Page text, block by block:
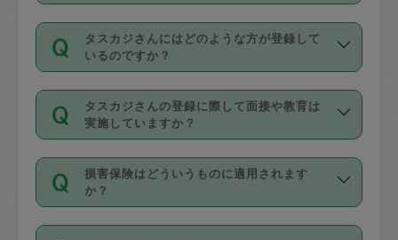
なお、タスカジさんの交通費も、依頼料
金のご請求と合わせてお支払いとなりま
動計算で表示されます。
（例：毎週定期の場合は３回以上のキャ
ンセルが有償（1200円、隔週定期の場合
は２回以上のキャンセルが有償（1200
・ＡＭ ９時～１２時
・ＰＭ １３時～１６時
・夜 １８時～２１時
開始時間を２時間前後変更することが可
能です。依頼送信後、個別にタスカジさ
んにメッセージを送り調整してくださ
い。ただし、２時間を越えての調整はで
掃除、整理収納、洗濯、買い物、料理、
作り置きです。タスカジさんによってで
きる仕事の範囲が異なりますので、依頼
する前にタスカジさんのプロフィールで
確認してください。
基本的に、高所での作業や危険作業、屋
外での作業は対象外です。
タスカジさんにはどのような方が登録して
いるのですか？
主婦として長年の家事経験をお持ちの
方、栄養士・調理師といった資格者で保
育園や学校の給食やレストランで料理関
係の専門職に従事されていた方、日本で
すでにハウスキーパーや英語の先生とし
てお仕事をしているフィリピン出身の
タスカジさんの登録に際して面接や教育は
実施していますか？
応募の際に、各自事務局との面接と説明
を行っています。その後、身分証明書の
写真提出をしていただいています。外国
損害保険はどういうものに適用されます
か？
依頼者とタスカジさんとの間でタスカジ